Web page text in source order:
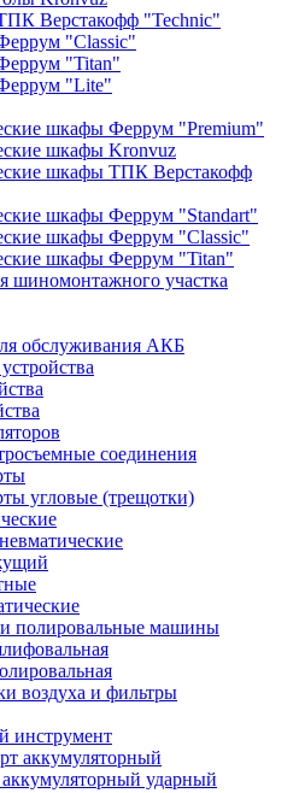
Верстакофф "Technic"
"Classic"
"Titan"
"Lite"
шкафы Феррум "Premium"
шкафы Kronvuz
шкафы ТПК Верстакофф
шкафы Феррум "Standart"
шкафы Феррум "Classic"
шкафы Феррум "Titan"
шиномонтажного участка
обслуживания АКБ
соединения
угловые (трещотки)
полировальные машины
воздуха и фильтры
инструмент
аккумуляторный
аккумуляторный ударный